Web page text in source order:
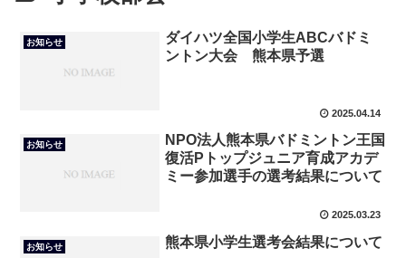
お知らせ
ダイハツ全国小学生ABCバドミ
ントン大会 熊本県予選
2025.04.14
お知らせ
NPO法人熊本県バドミントン王国
復活Pトップジュニア育成アカデ
ミー参加選手の選考結果について
2025.03.23
お知らせ 熊本県小学生選考会結果について